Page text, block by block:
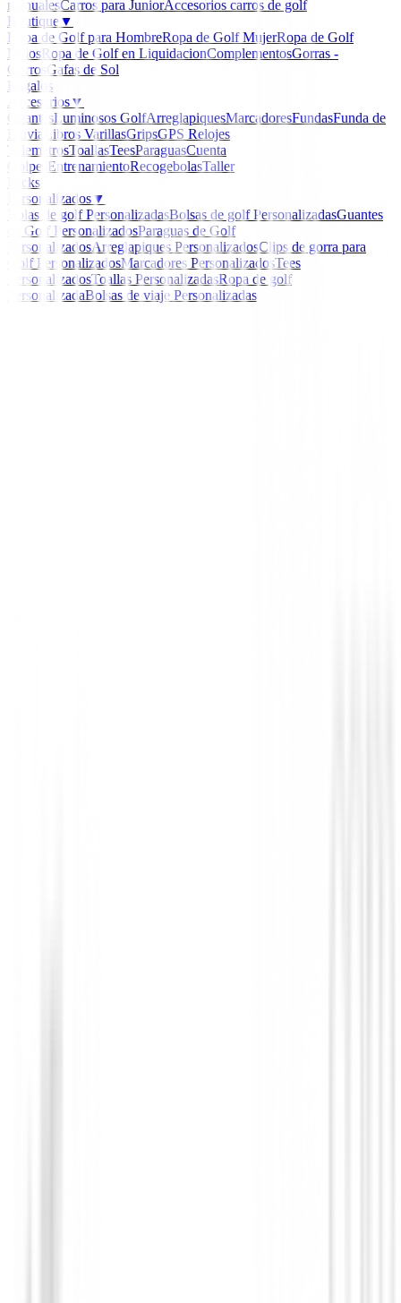
manualesCarros para JuniorAccesorios carros de golf
Boutique ▼
Ropa de Golf para HombreRopa de Golf MujerRopa de Golf
NiñosRopa de Golf en LiquidacionComplementosGorras -
Gorros
Gafas de Sol
Regalos
Accesorios▼
GuantesLuminosos GolfArreglapiquesMarcadoresFundasFunda de
Lluvia
Libros VarillasGripsGPS Relojes
TelemetrosToallasTeesParaguasCuenta
Golpes EntrenamientoRecogebolasTaller
Packs
Personalizados▼
Bolas de golf PersonalizadasBolsas de golf PersonalizadasGuantes
de Golf PersonalizadosParaguas de Golf
PersonalizadosArreglapiques PersonalizadosClips de gorra para
Golf PersonalizadosMarcadores PersonalizadosTees
PersonalizadosToallas PersonalizadasRopa de golf
PersonalizadaBolsas de viaje Personalizadas